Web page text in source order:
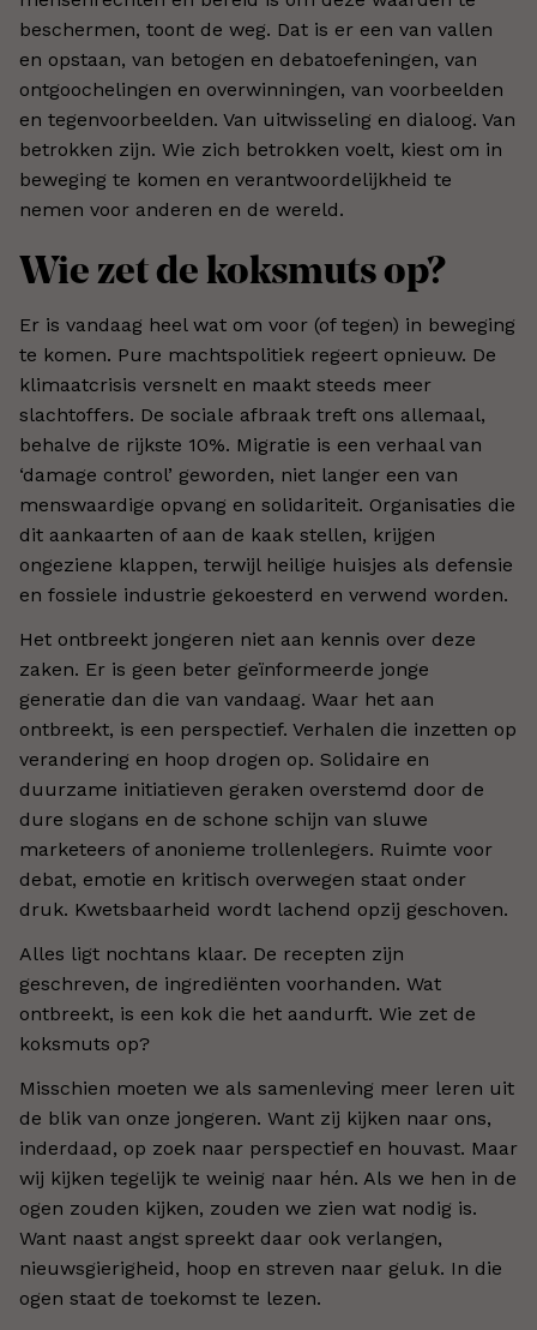
beschermen, toont de weg. Dat is er een van vallen
en opstaan, van betogen en debatoefeningen, van
ontgoochelingen en overwinningen, van voorbeelden
en tegenvoorbeelden. Van uitwisseling en dialoog. Van
betrokken zijn. Wie zich betrokken voelt, kiest om in
beweging te komen en verantwoordelijkheid te
nemen voor anderen en de wereld.
Wie zet de koksmuts op?
Er is vandaag heel wat om voor (of tegen) in beweging
te komen. Pure machtspolitiek regeert opnieuw. De
klimaatcrisis versnelt en maakt steeds meer
slachtoffers. De sociale afbraak treft ons allemaal,
behalve de rijkste 10%. Migratie is een verhaal van
‘damage control’ geworden, niet langer een van
menswaardige opvang en solidariteit. Organisaties die
dit aankaarten of aan de kaak stellen, krijgen
ongeziene klappen, terwijl heilige huisjes als defensie
en fossiele industrie gekoesterd en verwend worden.
Het ontbreekt jongeren niet aan kennis over deze
zaken. Er is geen beter geïnformeerde jonge
generatie dan die van vandaag. Waar het aan
ontbreekt, is een perspectief. Verhalen die inzetten op
verandering en hoop drogen op. Solidaire en
duurzame initiatieven geraken overstemd door de
dure slogans en de schone schijn van sluwe
marketeers of anonieme trollenlegers. Ruimte voor
debat, emotie en kritisch overwegen staat onder
druk. Kwetsbaarheid wordt lachend opzij geschoven.
Alles ligt nochtans klaar. De recepten zijn
geschreven, de ingrediënten voorhanden. Wat
ontbreekt, is een kok die het aandurft. Wie zet de
koksmuts op?
Misschien moeten we als samenleving meer leren uit
de blik van onze jongeren. Want zij kijken naar ons,
inderdaad, op zoek naar perspectief en houvast. Maar
wij kijken tegelijk te weinig naar hén. Als we hen in de
ogen zouden kijken, zouden we zien wat nodig is.
Want naast angst spreekt daar ook verlangen,
nieuwsgierigheid, hoop en streven naar geluk. In die
ogen staat de toekomst te lezen.